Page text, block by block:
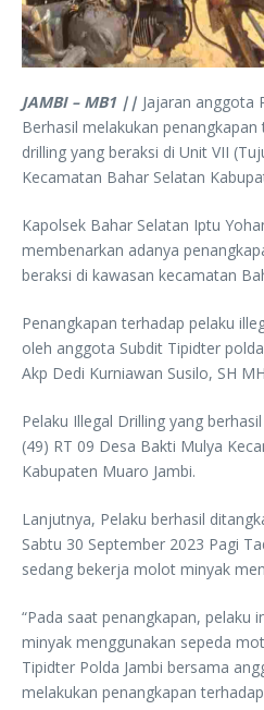
JAMBI – MB1 || Jajaran anggota
Berhasil melakukan
drilling yang beraksi di Unit VII
Kecamatan Bahar Selatan
Kapolsek Bahar Selatan Iptu
membenarkan adanya
beraksi di kawasan kecamatan
Penangkapan terhadap pelaku
oleh anggota Subdit Tipidter
Akp Dedi Kurniawan Susilo, SH
Pelaku Illegal Drilling yang
(49) RT 09 Desa Bakti Mulya
Kabupaten Muaro Jambi.
Lanjutnya, Pelaku berhasil
Sabtu 30 September 2023 Pagi
sedang bekerja molot minyak
“Pada saat penangkapan, pelaku
minyak menggunakan sepeda
Tipidter Polda Jambi bersama
melakukan penangkapan